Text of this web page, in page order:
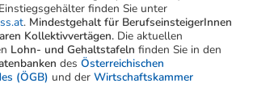
finden Sie unter
. Mindestgehalt für BerufseinsteigerInnen
Kollektivvertägen. Die aktuellen
Lohn- und Gehaltstafeln finden Sie in den
des Österreichischen
(ÖGB) und der Wirtschaftskammer